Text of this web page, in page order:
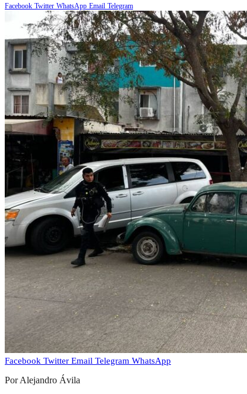
Facebook Twitter WhatsApp Email Telegram
Facebook Twitter Email Telegram WhatsApp
Por Alejandro Ávila